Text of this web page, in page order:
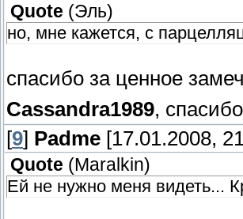
Quote (Эль)
но, мне кажется, с
спасибо за ценное
Cassandra1989,
[9] Padme [17.01.2008,
Quote (Maralkin)
Ей не нужно меня видеть...